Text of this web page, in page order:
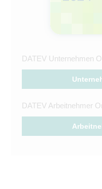
DATEV Unternehmen
DATEV Arbeitnehmer